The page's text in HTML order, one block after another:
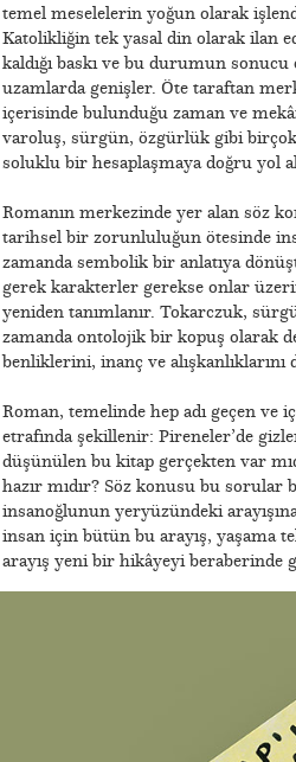
temel meselelerin yoğun olarak
Katolikliğin tek yasal din olarak ilan
kaldığı baskı ve bu durumun
uzamlarda genişler. Öte taraftan
içerisinde bulunduğu zaman ve
varoluş, sürgün, özgürlük gibi birçok
soluklu bir hesaplaşmaya doğru yol
Romanın merkezinde yer alan söz
tarihsel bir zorunluluğun ötesinde
zamanda sembolik bir anlatıya
gerek karakterler gerekse onlar
yeniden tanımlanır. Tokarczuk,
zamanda ontolojik bir kopuş olarak
benliklerini, inanç ve alışkanlıklarını
​Roman, temelinde hep adı geçen
etrafında şekillenir: Pireneler’de
düşünülen bu kitap gerçekten var
hazır mıdır? Söz konusu bu sorular
insanoğlunun yeryüzündeki
insan için bütün bu arayış, yaşama
arayış yeni bir hikâyeyi beraberinde